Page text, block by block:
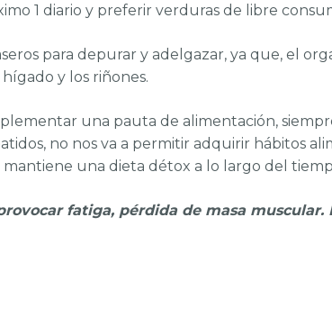
1 diario y preferir verduras de libre
para depurar y adelgazar, ya que, el
y los riñones.
una pauta de alimentación,
no nos va a permitir adquirir hábitos
una dieta détox a lo largo del
fatiga, pérdida de masa